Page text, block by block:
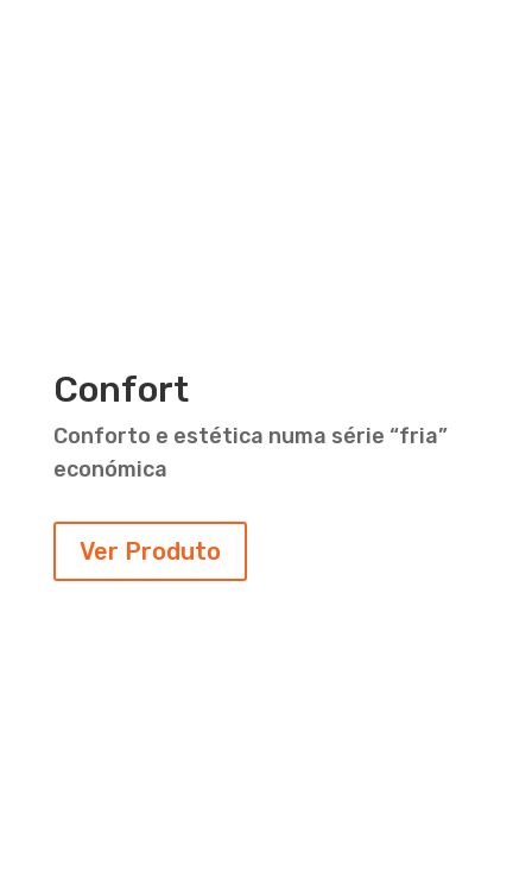
Confort
Conforto e estética numa série “fria”
económica
Ver Produto